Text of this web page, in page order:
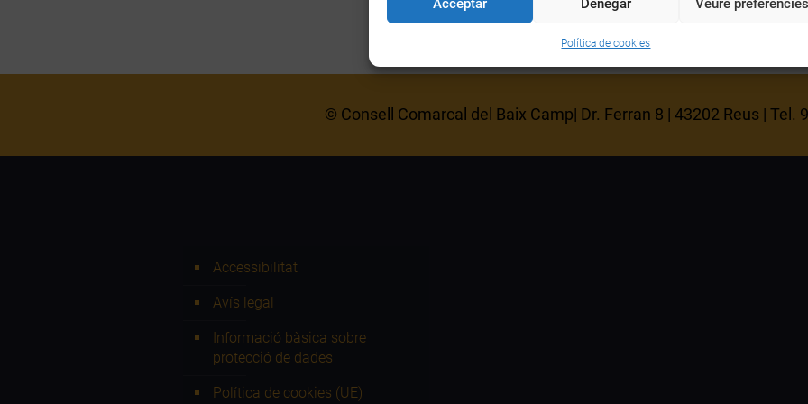
Política de cookies
© Consell Comarcal del Baix Camp| Dr. Ferran 8 | 43202 Reus | Tel.
Accessibilitat
Avís legal
Informació bàsica sobre
protecció de dades
Política de cookies (UE)